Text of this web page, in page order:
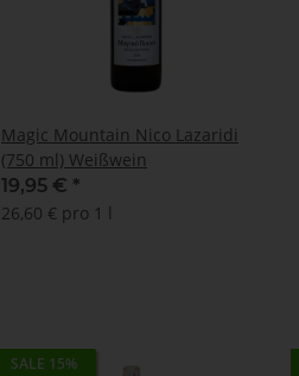
Magic Mountain Nico Lazaridi
(750 ml) Weißwein
19,95 € *
26,60 € pro 1 l
SALE 15%